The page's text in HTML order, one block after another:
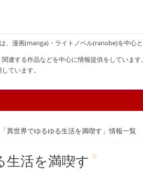
、漫画(manga)・ライトノベル(ranobe)を中心
連する作品などを中心に情報提供をしています。
ています。
「異世界でゆるゆる生活を満喫す」情報一覧
生活を満喫す ☆